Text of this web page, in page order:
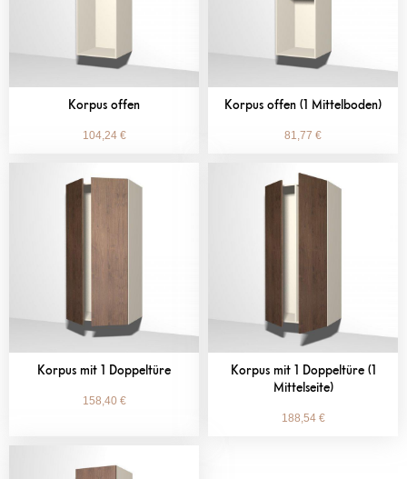
Korpus offen
104,24 €
Korpus offen (1 Mittelboden)
81,77 €
Korpus mit 1 Doppeltüre
158,40 €
Korpus mit 1 Doppeltüre (1
Mittelseite)
188,54 €